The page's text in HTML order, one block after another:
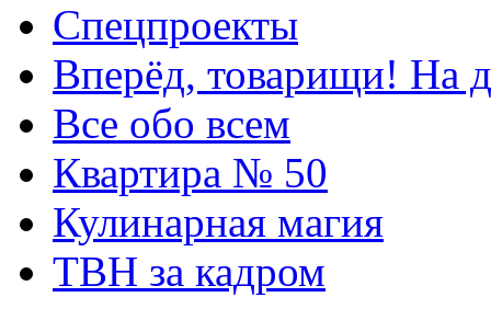
Спецпроекты
Вперёд, товарищи! На
Все обо всем
Квартира № 50
Кулинарная магия
ТВН за кадром